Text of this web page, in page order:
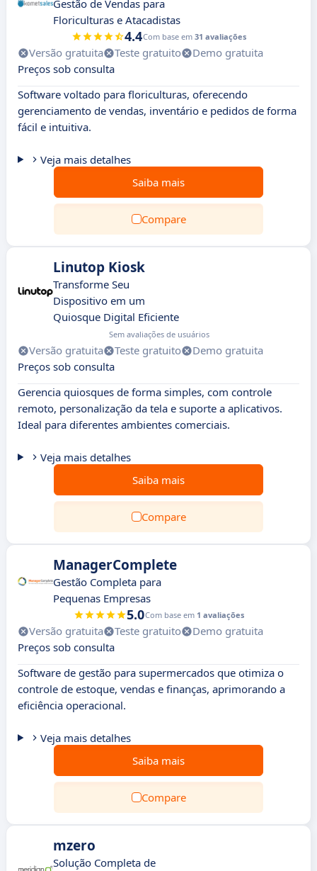
Gestão de Vendas para
Floriculturas e Atacadistas
4.4Com base em 31 avaliações
Versão gratuita Teste gratuito
Demo gratuita
Preços sob consulta
Software voltado para floriculturas, oferecendo
gerenciamento de vendas, inventário e pedidos de forma
fácil e intuitiva.
Veja mais detalhes
Saiba mais
Compare
Linutop Kiosk
Transforme Seu
Dispositivo em um
Quiosque Digital Eficiente
Sem avaliações de usuários
Versão gratuita Teste gratuito
Demo gratuita
Preços sob consulta
Gerencia quiosques de forma simples, com controle
remoto, personalização da tela e suporte a aplicativos.
Ideal para diferentes ambientes comerciais.
Veja mais detalhes
Saiba mais
Compare
ManagerComplete
Gestão Completa para
Pequenas Empresas
5.0Com base em 1 avaliações
Versão gratuita Teste gratuito
Demo gratuita
Preços sob consulta
Software de gestão para supermercados que otimiza o
controle de estoque, vendas e finanças, aprimorando a
eficiência operacional.
Veja mais detalhes
Saiba mais
Compare
mzero
Solução Completa de